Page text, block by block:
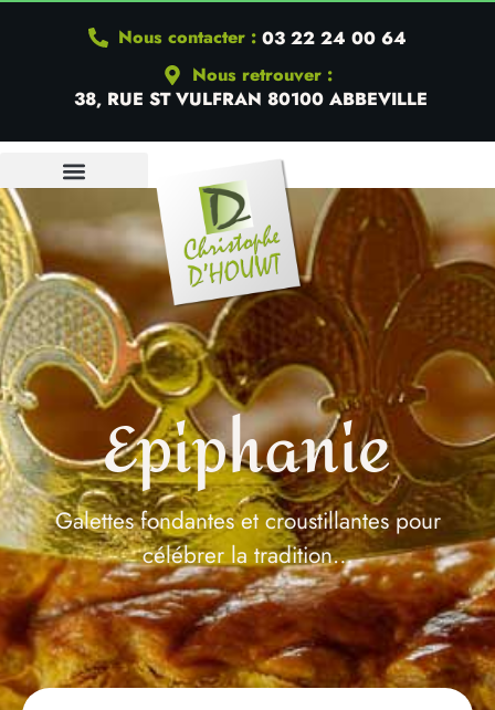
Nous contacter : 03 22 24 00 64
Nous retrouver :
38, RUE ST VULFRAN 80100 ABBEVILLE
Epiphanie
Galettes fondantes et croustillantes pour
célébrer la tradition…